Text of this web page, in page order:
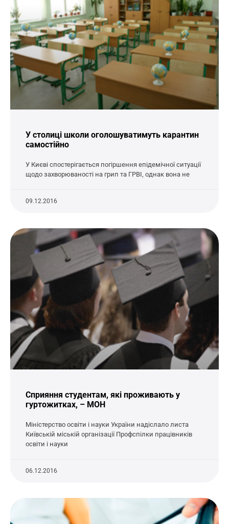
У столиці школи оголошуватимуть карантин
самостійно
У Києві спостерігається погіршення епідемічної ситуації
щодо захворюваності на грип та ГРВІ, однак вона не
09.12.2016
Сприяння студентам, які проживають у
гуртожитках, – МОН
Міністерство освіти і науки України надіслало листа
Київській міській організації Профспілки працівників
освіти і науки
06.12.2016